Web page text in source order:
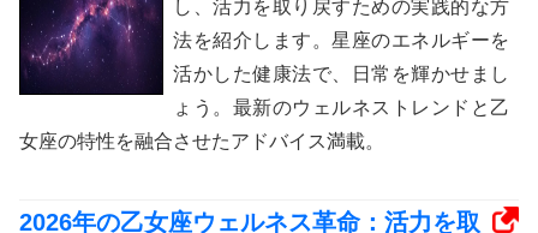
し、活力を取り戻すための実践的な方
法を紹介します。星座のエネルギーを
活かした健康法で、日常を輝かせまし
ょう。最新のウェルネストレンドと乙
女座の特性を融合させたアドバイス満載。
2026年の乙女座ウェルネス革命：活力を取